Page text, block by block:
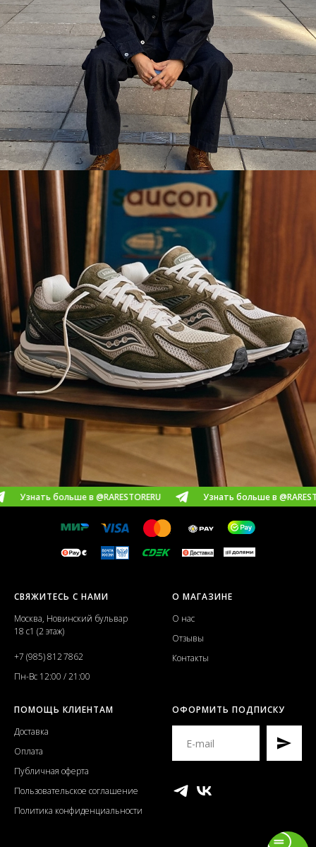
больше в @RARESTORERU Узнать больше в @RARESTORERU
СВЯЖИТЕСЬ С НАМИ
Москва, Новинский бульвар
18 с1 (2 этаж)
+7 (985) 812 7862
Пн-Вс 12:00 / 21:00
О МАГАЗИНЕ
О нас
Отзывы
Контакты
ПОМОЩЬ КЛИЕНТАМ
Доставка
Оплата
Публичная оферта
Пользовательское соглашение
Политика конфиденциальности
ОФОРМИТЬ ПОДПИСКУ